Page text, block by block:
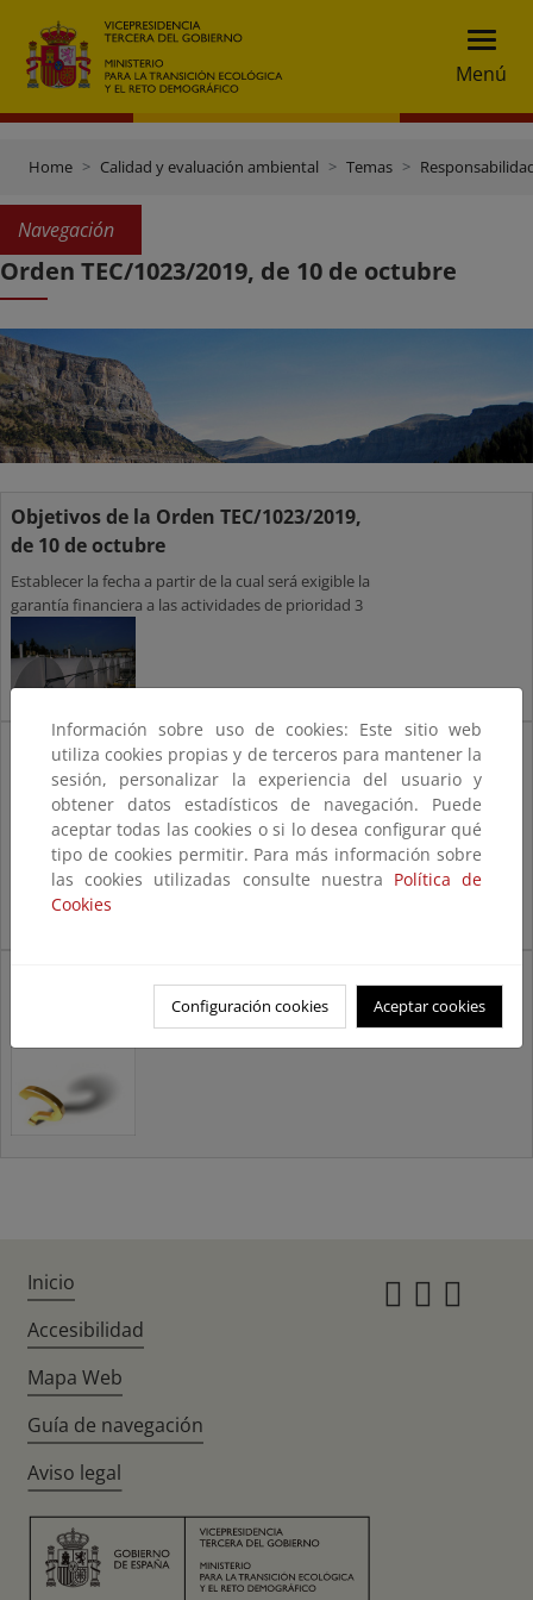
Menú
Home Calidad y evaluación ambiental Temas
Navegación
Orden TEC/1023/2019, de 10 de octubre
Objetivos de la Orden TEC/1023/2019,
de 10 de octubre
Establecer la fecha a partir de la cual será exigible la
garantía financiera a las actividades de prioridad 3
Orden TEC/1023/2019, de 10 de octubre
Orden TEC/1023/2019, de 10 de octubre, por la que
se establece la fecha a partir de la cual será exigible la
constitución de la garantía financiera
Preguntas frecuentes sobre
Responsabilidad Medioambiental
Información sobre uso de cookies: Este sitio web
utiliza cookies propias y de terceros para mantener la
sesión, personalizar la experiencia del usuario y
obtener datos estadísticos de navegación. Puede
aceptar todas las cookies o si lo desea configurar qué
tipo de cookies permitir. Para más información sobre
las cookies utilizadas consulte nuestra Política de
Cookies
Configuración cookies Aceptar cookies
Inicio
Accesibilidad
Mapa Web
Guía de navegación
Aviso legal